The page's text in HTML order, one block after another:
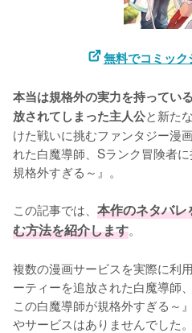
無料でコミッ
本当は規格外の実力を持ってい
放されてしまった主人公と新た
けた戦いに挑むファンタジー漫
れた白魔導師、Sランク冒険者
規格外すぎる～』。
この記事では、 本作のネタバ
む方法を紹介します。
複数の漫画サービスを実際に利
ーティーを追放された白魔導師
この白魔導師が規格外すぎる～
やサービスはありませんでした。